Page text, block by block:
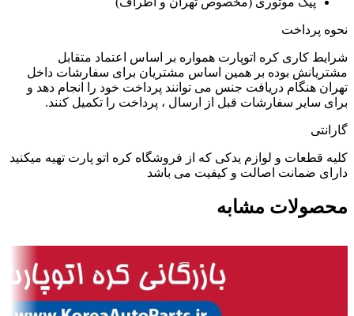
نحوه پرداخت
شرایط کاری کره اتوپارت همواره بر اساس اعتماد متقابل
مشتریانش بوده بر همین اساس مشتریان برای سفارشات داخل
تهران هنگام دریافت جنس می توانند پرداخت خود را انجام دهد و
برای سایر سفارشات قبل از ارسال ، پرداخت را تکمیل کنند.
گارانتی
کلیه قطعات و لوازم یدکی که از فروشگاه کره اتو پارت تهیه میکنید
دارای ضمانت اصالت و کیفیت می باشد
محصولات مشابه